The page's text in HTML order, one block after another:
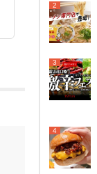
2
3
4